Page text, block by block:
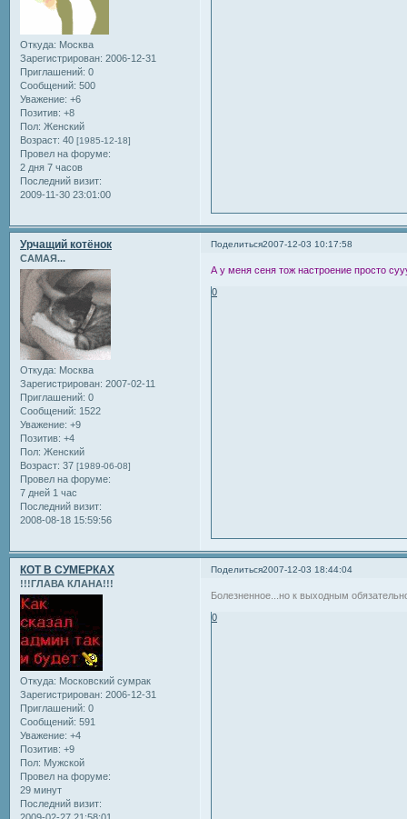
Откуда: Москва
Зарегистрирован: 2006-12-31
Приглашений: 0
Сообщений: 500
Уважение: +6
Позитив: +8
Пол: Женский
Возраст: 40 [1985-12-18]
Провел на форуме:
2 дня 7 часов
Последний визит:
2009-11-30 23:01:00
Поделиться2007-12-03 10:17:58
Урчащий котёнок
САМАЯ...
Откуда: Москва
Зарегистрирован: 2007-02-11
Приглашений: 0
Сообщений: 1522
Уважение: +9
Позитив: +4
Пол: Женский
Возраст: 37 [1989-06-08]
Провел на форуме:
7 дней 1 час
Последний визит:
2008-08-18 15:59:56
А у меня сеня тож настроение просто
0
Поделиться2007-12-03 18:44:04
КОТ В СУМЕРКАХ
!!!ГЛАВА КЛАНА!!!
Откуда: Московский сумрак
Зарегистрирован: 2006-12-31
Приглашений: 0
Сообщений: 591
Уважение: +4
Позитив: +9
Пол: Мужской
Провел на форуме:
29 минут
Последний визит:
Болезненное...но к выходным
0